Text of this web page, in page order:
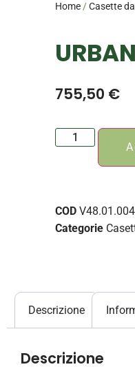
Home /Casette
755,50 €
COD V48.01.004
Categorie
Descrizione
Descrizione